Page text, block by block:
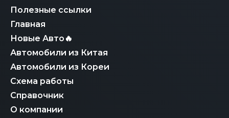
Полезные ссылки
Главная
Новые Авто🔥
Автомобили из Китая
Автомобили из Кореи
Схема работы
Справочник
О компании